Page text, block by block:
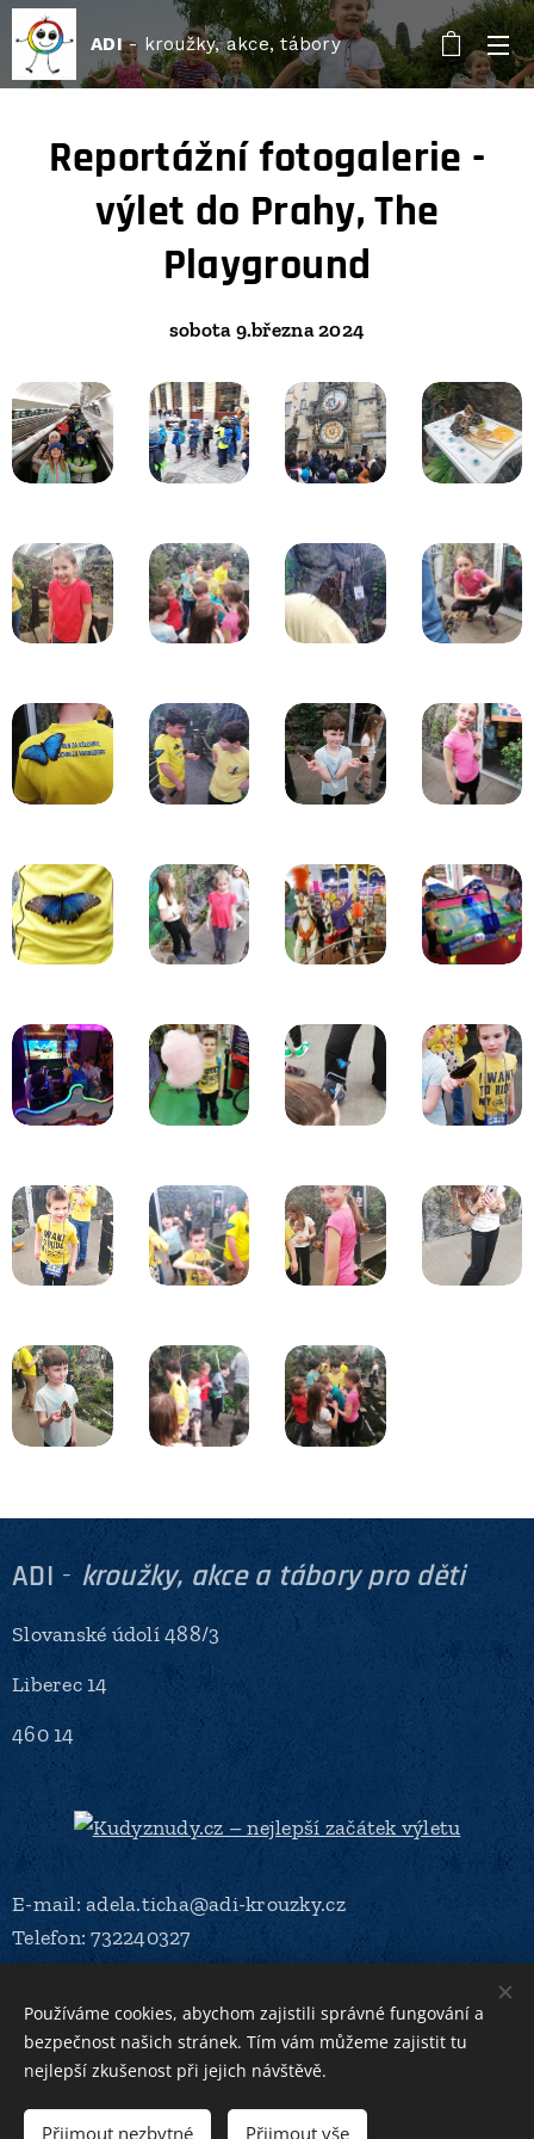
ADI- kroužky, akce, tábory
Reportážní fotogalerie -
výlet do Prahy, The
Playground
sobota 9.března 2024
ADI - kroužky, akce a tábory pro děti
Slovanské údolí 488/3
Liberec 14
460 14
E-mail: adela.ticha@adi-krouzky.cz
Telefon: 732240327
IČ: 19694270
číslo účtu: 670100-2223526324/6210
Používáme cookies, abychom zajistili správné fungování a
bezpečnost našich stránek. Tím vám můžeme zajistit tu
nejlepší zkušenost při jejich návštěvě.
Přijmout nezbytné Přijmout vše